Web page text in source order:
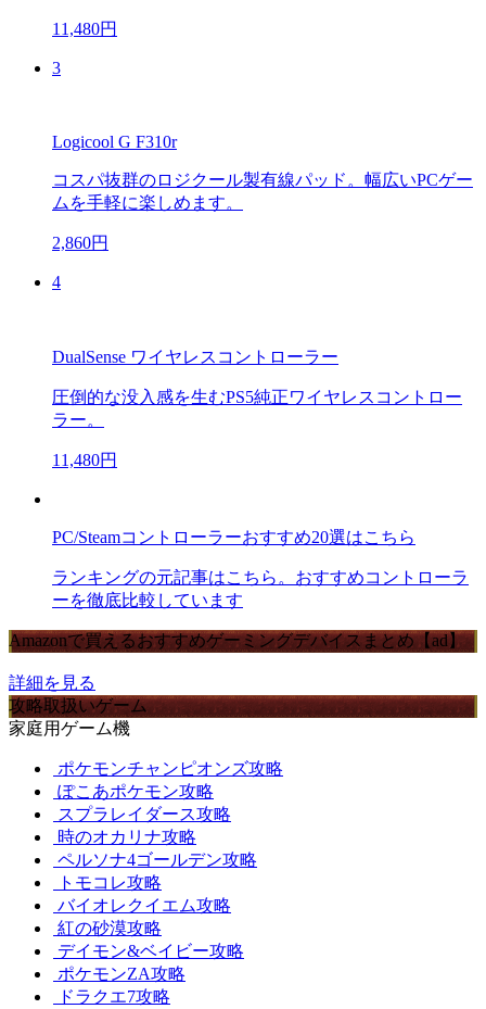
11,480円
3
Logicool G F310r
コスパ抜群のロジクール製有線パッド。幅広いPCゲー
ムを手軽に楽しめます。
2,860円
4
DualSense ワイヤレスコントローラー
圧倒的な没入感を生むPS5純正ワイヤレスコントロー
ラー。
11,480円
PC/Steamコントローラーおすすめ20選はこちら
ランキングの元記事はこちら。おすすめコントローラ
ーを徹底比較しています
Amazonで買えるおすすめゲーミングデバイスまとめ【ad】
詳細を見る
攻略取扱いゲーム
家庭用ゲーム機
ポケモンチャンピオンズ攻略
ぽこあポケモン攻略
スプラレイダース攻略
時のオカリナ攻略
ペルソナ4ゴールデン攻略
トモコレ攻略
バイオレクイエム攻略
紅の砂漠攻略
デイモン&ベイビー攻略
ポケモンZA攻略
ドラクエ7攻略